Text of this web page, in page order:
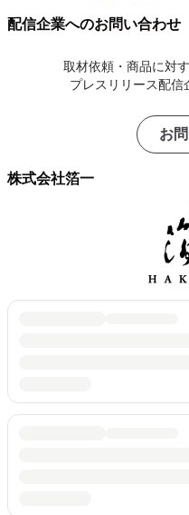
配信企業へのお問い合わせ
取材依頼・商品に対
プレスリリース配信
お
株式会社箔一